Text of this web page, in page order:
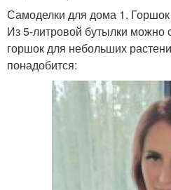
Самоделки для дома 1.
Из 5-литровой бутылки можно
горшок для небольших
понадобится: